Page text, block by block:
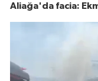
Aliağa'da facia: